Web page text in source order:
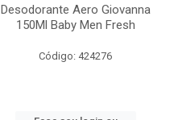
Desodorante Aero Giovanna
150Ml Baby Men Fresh
Código: 424276